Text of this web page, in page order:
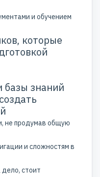
и обучением
которые
знаний
не продумав общую
и сложностям в
стоит